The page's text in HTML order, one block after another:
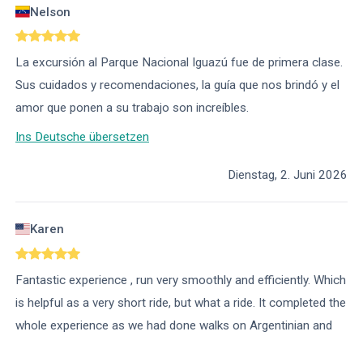
Nelson
La excursión al Parque Nacional Iguazú fue de primera clase.
Sus cuidados y recomendaciones, la guía que nos brindó y el
amor que ponen a su trabajo son increíbles.
Ins Deutsche übersetzen
Dienstag, 2. Juni 2026
Karen
Fantastic experience , run very smoothly and efficiently. Which
is helpful as a very short ride, but what a ride. It completed the
whole experience as we had done walks on Argentinian and